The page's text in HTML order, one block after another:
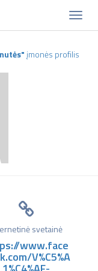
įmonės profilis
svetainė
www.face
V%C5%A